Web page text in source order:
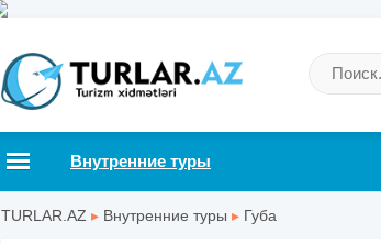
Внутренние туры
TURLAR.AZ ▸ Внутренние туры ▸ Губа